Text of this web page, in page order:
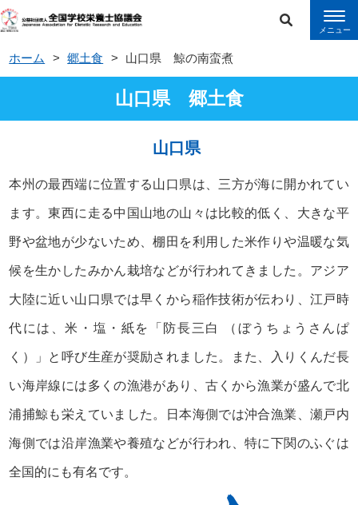
ホーム 郷土食 山口県 鯨の南蛮煮
山口県 郷土食
山口県
本州の最西端に位置する山口県は、三方が海に開かれてい
ます。東西に走る中国山地の山々は比較的低く、大きな平
野や盆地が少ないため、棚田を利用した米作りや温暖な気
候を生かしたみかん栽培などが行われてきました。アジア
大陸に近い山口県では早くから稲作技術が伝わり、江戸時
代には、米・塩・紙を「防長三白 （ぼうちょうさんぱ
く）」と呼び生産が奨励されました。また、入りくんだ長
い海岸線には多くの漁港があり、古くから漁業が盛んで北
浦捕鯨も栄えていました。日本海側では沖合漁業、瀬戸内
海側では沿岸漁業や養殖などが行われ、特に下関のふぐは
全国的にも有名です。